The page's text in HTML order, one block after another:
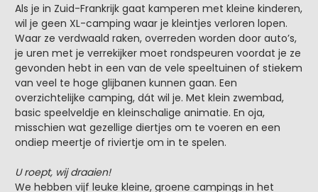
Als je in Zuid-Frankrijk gaat kamperen met kleine kinderen,
wil je geen XL-camping waar je kleintjes verloren lopen.
Waar ze verdwaald raken, overreden worden door auto’s,
je uren met je verrekijker moet rondspeuren voordat je ze
gevonden hebt in een van de vele speeltuinen of stiekem
van veel te hoge glijbanen kunnen gaan. Een
overzichtelijke camping, dát wil je. Met klein zwembad,
basic speelveldje en kleinschalige animatie. En oja,
misschien wat gezellige diertjes om te voeren en een
ondiep meertje of riviertje om in te spelen.
U roept, wij draaien!
We hebben vijf leuke kleine, groene campings in het